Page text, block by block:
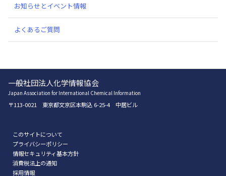
お知らせとイベント情報
よくあるご質問
一般社団法人化学情報協会
Japan Association for International Chemical Information
〒113-0021 東京都文京区本駒込 6-25-4 中居ビル
このサイトについて
プライバシーポリシー
情報セキュリティ基本方針
消費税法上の通知
採用情報